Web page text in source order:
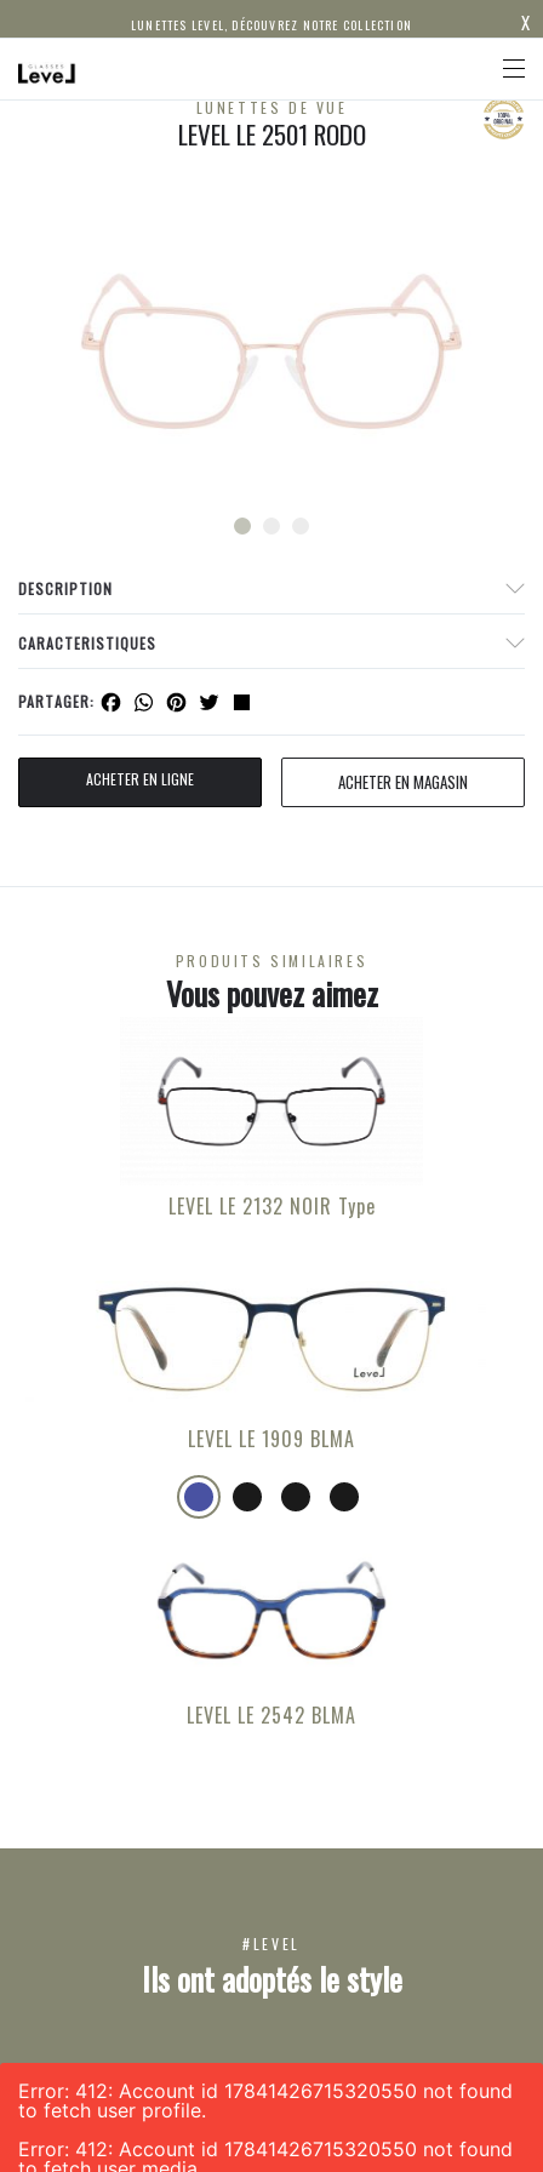
LUNETTES LEVEL, DÉCOUVREZ NOTRE COLLECTION X
LUNETTES DE VUE
LEVEL LE 2501 RODO
DESCRIPTION
CARACTERISTIQUES
PARTAGER: Facebook
WhatsApp
Pinterest
Twitter
ACHETER EN LIGNE ACHETER EN MAGASIN
PRODUITS SIMILAIRES
Vous pouvez aimez
LEVEL LE 2132 NOIR Type
LEVEL LE 1909 BLMA
LEVEL LE 2542 BLMA
#LEVEL
Ils ont adoptés le style
Error: 412: Account id 17841426715320550 not found
to fetch user profile.
Error: 412: Account id 17841426715320550 not found